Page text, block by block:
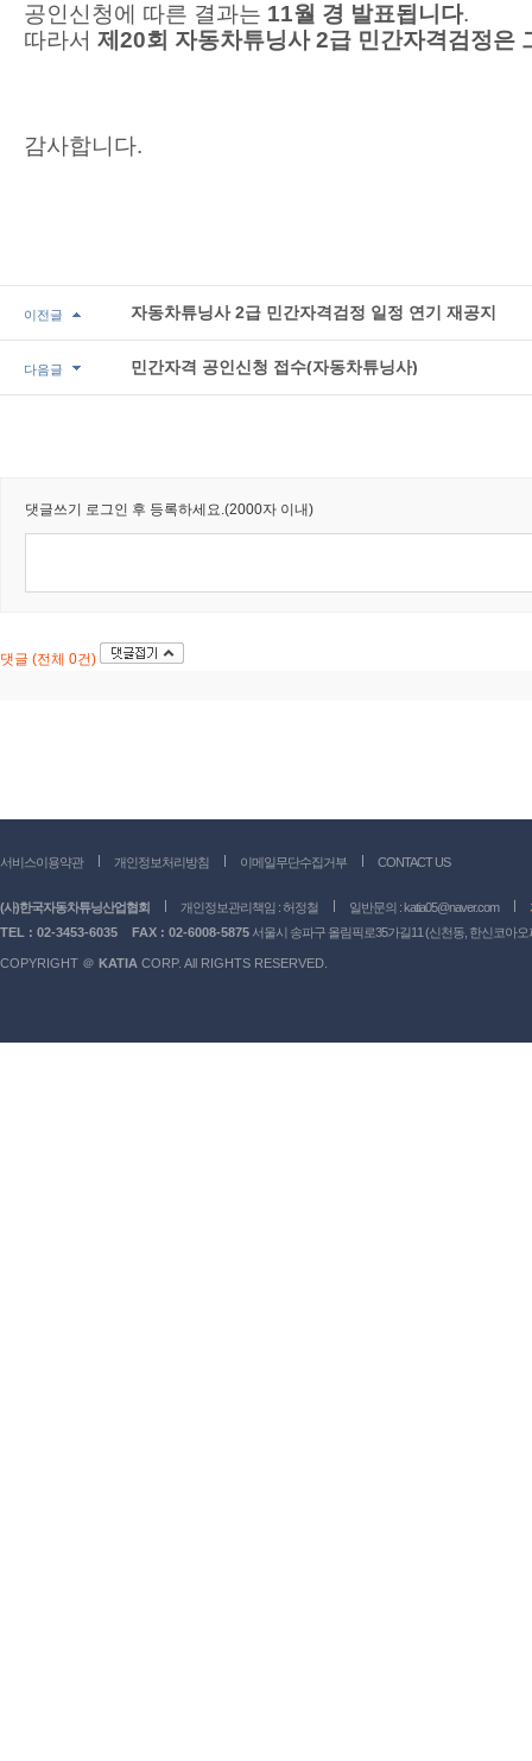
공인신청에 따른 결과는 11월 경 발표됩니다.
따라서 제20회 자동차튜닝사 2급 민간자격검정은
감사합니다.
이전글 자동차튜닝사 2급 민간자격검정 일정 연기 재공지
다음글 민간자격 공인신청 접수(자동차튜닝사)
댓글쓰기 로그인 후 등록하세요.(2000자 이내)
댓글 (전체 0건)
서비스이용약관 개인정보처리방침 이메일무단수집거부 CONTACT US
(사)한국자동차튜닝산업협회 개인정보관리책임 : 허정철 일반문의 :katia05@naver.com
TEL : 02-3453-6035
FAX : 02-6008-5875 서울시 송파구 올림픽로35가길11 (신천동, 한신코아오
COPYRIGHT ＠ KATIA CORP. All RIGHTS RESERVED.